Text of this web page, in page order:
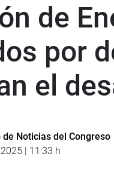
de
por
el
de Noticias del Congreso
| 11:33 h